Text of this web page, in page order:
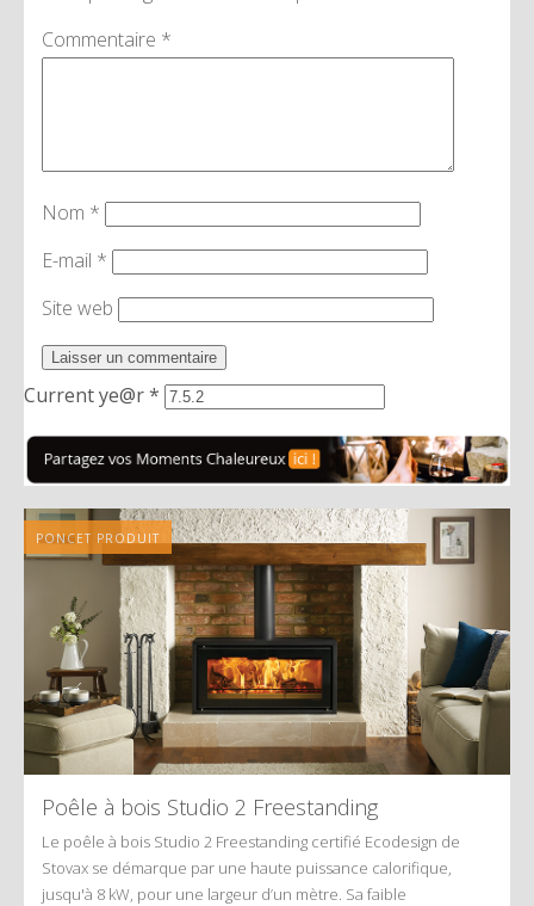
Commentaire *
Nom *
E-mail *
Site web
Current ye@r*
PONCET PRODUIT
Poêle à bois Studio 2 Freestanding
Le poêle à bois Studio 2 Freestanding certifié Ecodesign de
Stovax se démarque par une haute puissance calorifique,
jusqu'à 8 kW, pour une largeur d’un mètre. Sa faible